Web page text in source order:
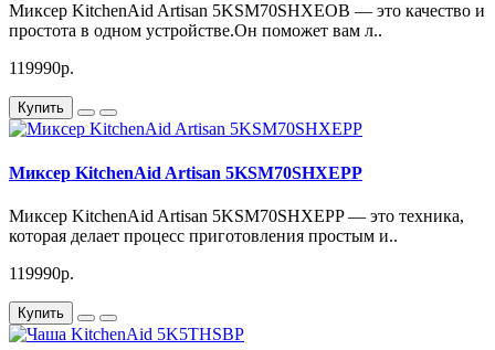
Миксер KitchenAid Artisan 5KSM70SHXEOB — это качество и
простота в одном устройстве.Он поможет вам л..
119990р.
Купить
Миксер KitchenAid Artisan 5KSM70SHXEPP
Миксер KitchenAid Artisan 5KSM70SHXEPP — это техника,
которая делает процесс приготовления простым и..
119990р.
Купить